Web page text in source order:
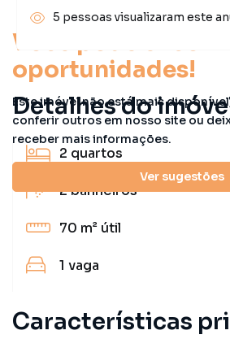
Você pode
oportunidades!
Este imóvel não está mais
conferir outros em nosso site ou
receber mais informações.
Ver sugestões
Detalhes do
2 quartos
2banheiros
70 m² útil
1 vaga
Características
5 pessoas visualizaram este